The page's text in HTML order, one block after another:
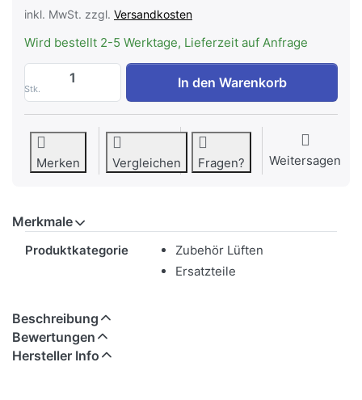
inkl. MwSt. zzgl. Versandkosten
Wird bestellt 2-5 Werktage, Lieferzeit auf Anfrage
Stk.
WESCO Fettfilter 526 x 208 x 10 mm zu
In den Warenkorb
Merken Vergleichen Fragen? Weitersagen
Merkmale
Produktkategorie
Zubehör Lüften
Ersatzteile
Beschreibung
Bewertungen
Hersteller Info